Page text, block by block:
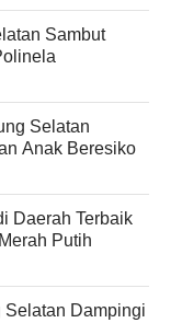
Sambut
Selatan
Anak Beresiko
Daerah Terbaik
Putih
Selatan Dampingi